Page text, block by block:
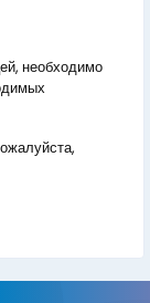
необходимо